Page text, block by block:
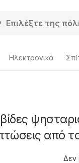
Hλεκτρονικά
από
Δεν